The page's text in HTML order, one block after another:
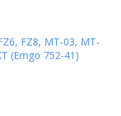
FZ8, MT-03, MT-
(Emgo 752-41)